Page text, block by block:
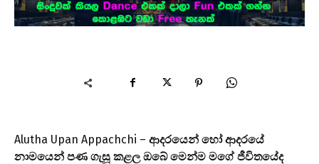
Alutha Upan Appachchi – ආදරයෙන් හෝ ආදරයේ
නාමයෙන් පණ ගැසූ කළල ඔබේ මෙන්ම මගේ ජීවිතයේද